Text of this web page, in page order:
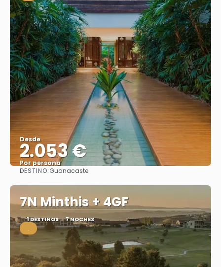
Desde
2.053 €
Por persona
DESTINO:Guanacaste
7N Minthis + 4GF
1 DESTINOS 7 NOCHES
.